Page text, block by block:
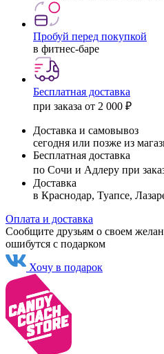
Пробуй перед покупкой
в фитнес-баре
Бесплатная доставка
при заказа от 2 000 ₽
Доставка и самовывоз
сегодня или позже из
Бесплатная доставка
по Сочи и Адлеру при
Доставка
в Краснодар, Туапсе,
Оплата и доставка
Сообщите друзьям о своем
ошибутся с подарком
Хочу в подарок